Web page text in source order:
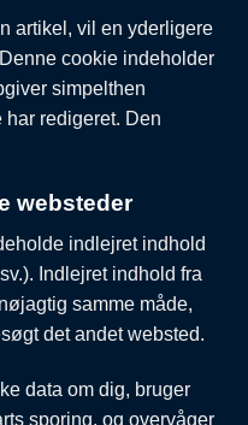
artikel, vil en yderligere
cookie indeholder
simpelthen
redigeret. Den
websteder
indlejret indhold
Indlejret indhold fra
samme måde,
det andet websted.
data om dig, bruger
sporing, og overvåger